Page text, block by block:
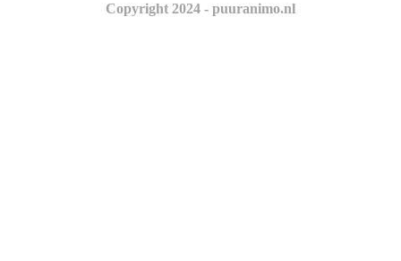
Copyright 2024 - puuranimo.nl